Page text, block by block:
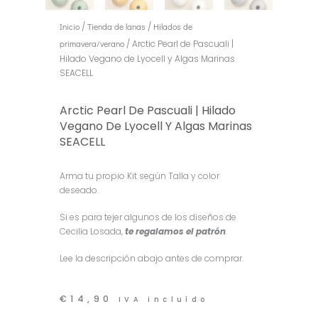
Inicio /Tienda de lanas / Hilados de
primavera/verano / Arctic Pearl de Pascuali |
Hilado Vegano de Lyocell y Algas Marinas
SEACELL
Arctic Pearl De Pascuali | Hilado
Vegano De Lyocell Y Algas Marinas
SEACELL
Arma tu propio Kit según Talla y color
deseado.
Si es para tejer algunos de los diseños de
Cecilia Losada,te regalamos el patrón.
Lee la descripción abajo antes de comprar.
€14,90 IVA incluído